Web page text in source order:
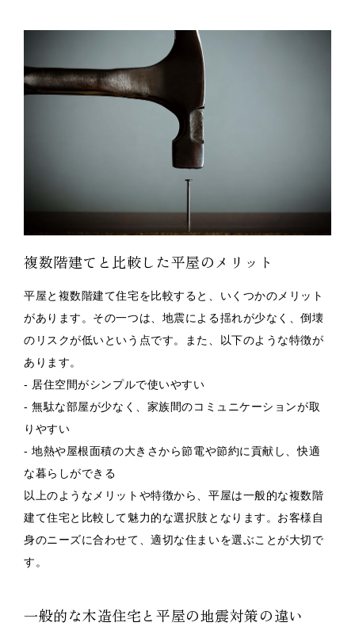
複数階建てと比較した平屋のメリット
平屋と複数階建て住宅を比較すると、いくつかのメリット
があります。その一つは、地震による揺れが少なく、倒壊
のリスクが低いという点です。また、以下のような特徴が
あります。
- 居住空間がシンプルで使いやすい
- 無駄な部屋が少なく、家族間のコミュニケーションが取
りやすい
- 地熱や屋根面積の大きさから節電や節約に貢献し、快適
な暮らしができる
以上のようなメリットや特徴から、平屋は一般的な複数階
建て住宅と比較して魅力的な選択肢となります。お客様自
身のニーズに合わせて、適切な住まいを選ぶことが大切で
す。
一般的な木造住宅と平屋の地震対策の違い